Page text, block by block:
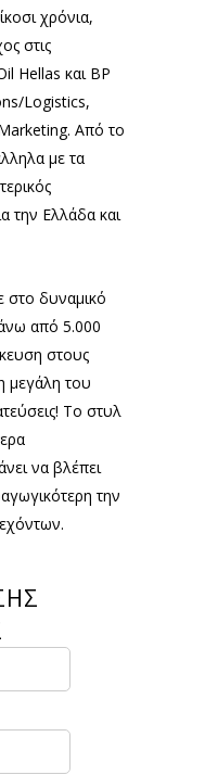
χρόνια,
στις
Hellas και BP
Logistics,
Από το
με τα
την Ελλάδα και
στο δυναμικό
από 5.000
στους
μεγάλη του
Το στυλ
να βλέπει
την